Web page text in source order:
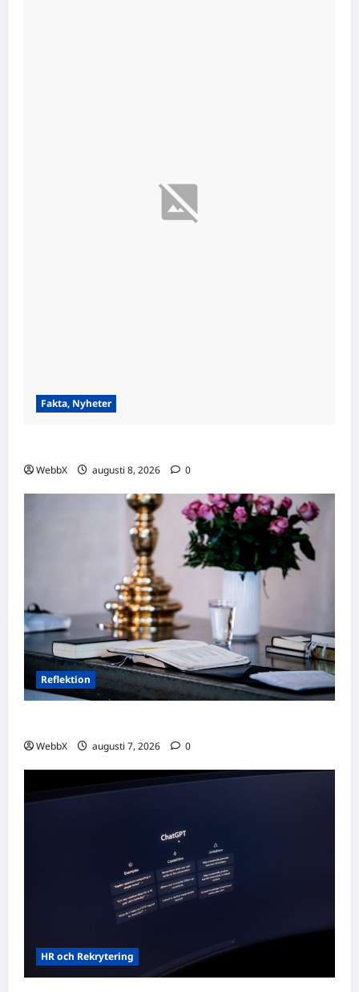
Fakta, Nyheter
WebbX augusti 8, 2026 0
Reflektion
WebbX augusti 7, 2026 0
HR och Rekrytering